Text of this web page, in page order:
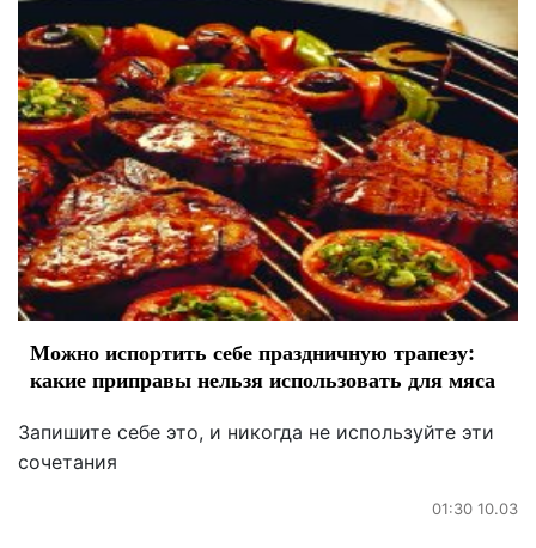
Можно испортить себе праздничную трапезу:
какие приправы нельзя использовать для мяса
Запишите себе это, и никогда не используйте эти
сочетания
01:30 10.03